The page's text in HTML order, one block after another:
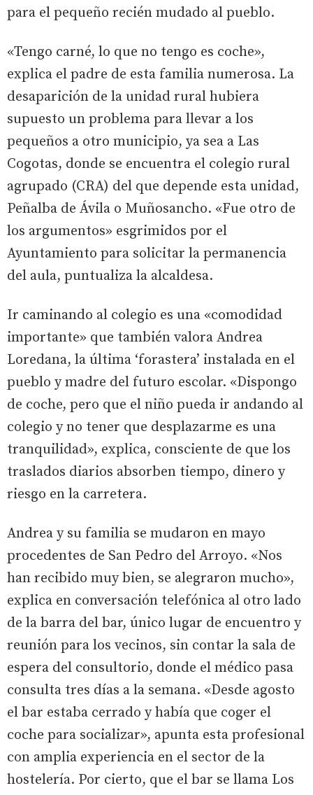
para el pequeño recién mudado al pueblo.
«Tengo carné, lo que no tengo es coche»,
explica el padre de esta familia numerosa. La
desaparición de la unidad rural hubiera
supuesto un problema para llevar a los
pequeños a otro municipio, ya sea a Las
Cogotas, donde se encuentra el colegio rural
agrupado (CRA) del que depende esta unidad,
Peñalba de Ávila o Muñosancho. «Fue otro de
los argumentos» esgrimidos por el
Ayuntamiento para solicitar la permanencia
del aula, puntualiza la alcaldesa.
Ir caminando al colegio es una «comodidad
importante» que también valora Andrea
Loredana, la última ‘forastera’ instalada en el
pueblo y madre del futuro escolar. «Dispongo
de coche, pero que el niño pueda ir andando al
colegio y no tener que desplazarme es una
tranquilidad», explica, consciente de que los
traslados diarios absorben tiempo, dinero y
riesgo en la carretera.
Andrea y su familia se mudaron en mayo
procedentes de San Pedro del Arroyo. «Nos
han recibido muy bien, se alegraron mucho»,
explica en conversación telefónica al otro lado
de la barra del bar, único lugar de encuentro y
reunión para los vecinos, sin contar la sala de
espera del consultorio, donde el médico pasa
consulta tres días a la semana. «Desde agosto
el bar estaba cerrado y había que coger el
coche para socializar», apunta esta profesional
con amplia experiencia en el sector de la
hostelería. Por cierto, que el bar se llama Los